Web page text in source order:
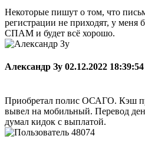
Некоторые пишут о том, что
регистрации не приходят, у меня
СПАМ и будет всё хорошо.
Александр Зу 02.12.2022 18:39:54
Приобретал полис ОСАГО. Кэш
вывел на мобильный. Перевод
думал кидок с выплатой.